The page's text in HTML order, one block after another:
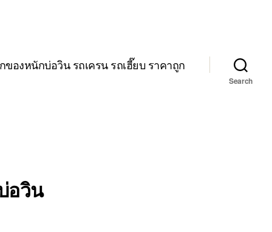
องหนักบ่อวิน รถเครน รถเฮี๊ยบ ราคาถูก
Search
อวิน